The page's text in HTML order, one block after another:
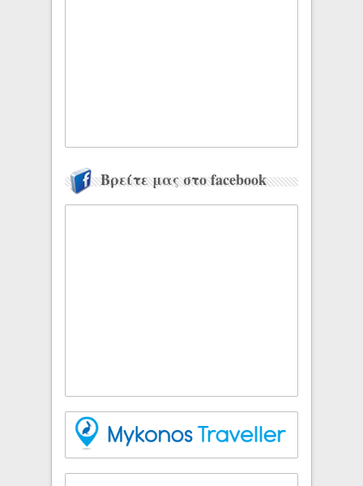
Βρείτε μας στο facebook